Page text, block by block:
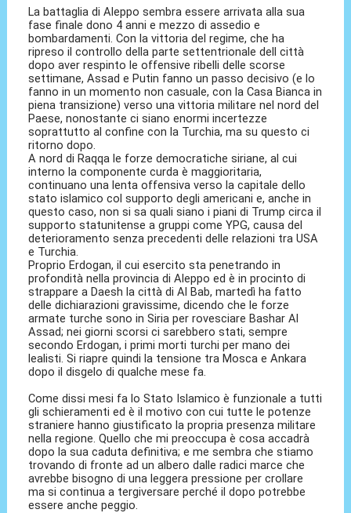
La battaglia di Aleppo sembra essere arrivata alla sua
fase finale dono 4 anni e mezzo di assedio e
bombardamenti. Con la vittoria del regime, che ha
ripreso il controllo della parte settentrionale dell città
dopo aver respinto le offensive ribelli delle scorse
settimane, Assad e Putin fanno un passo decisivo (e lo
fanno in un momento non casuale, con la Casa Bianca in
piena transizione) verso una vittoria militare nel nord del
Paese, nonostante ci siano enormi incertezze
soprattutto al confine con la Turchia, ma su questo ci
ritorno dopo.
A nord di Raqqa le forze democratiche siriane, al cui
interno la componente curda è maggioritaria,
continuano una lenta offensiva verso la capitale dello
stato islamico col supporto degli americani e, anche in
questo caso, non si sa quali siano i piani di Trump circa il
supporto statunitense a gruppi come YPG, causa del
deterioramento senza precedenti delle relazioni tra USA
e Turchia.
Proprio Erdogan, il cui esercito sta penetrando in
profondità nella provincia di Aleppo ed è in procinto di
strappare a Daesh la città di Al Bab, martedì ha fatto
delle dichiarazioni gravissime, dicendo che le forze
armate turche sono in Siria per rovesciare Bashar Al
Assad; nei giorni scorsi ci sarebbero stati, sempre
secondo Erdogan, i primi morti turchi per mano dei
lealisti. Si riapre quindi la tensione tra Mosca e Ankara
dopo il disgelo di qualche mese fa.
Come dissi mesi fa lo Stato Islamico è funzionale a tutti
gli schieramenti ed è il motivo con cui tutte le potenze
straniere hanno giustificato la propria presenza militare
nella regione. Quello che mi preoccupa è cosa accadrà
dopo la sua caduta definitiva; e me sembra che stiamo
trovando di fronte ad un albero dalle radici marce che
avrebbe bisogno di una leggera pressione per crollare
ma si continua a tergiversare perché il dopo potrebbe
essere anche peggio.